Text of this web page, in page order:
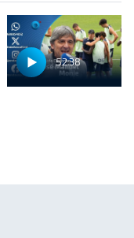
52:38